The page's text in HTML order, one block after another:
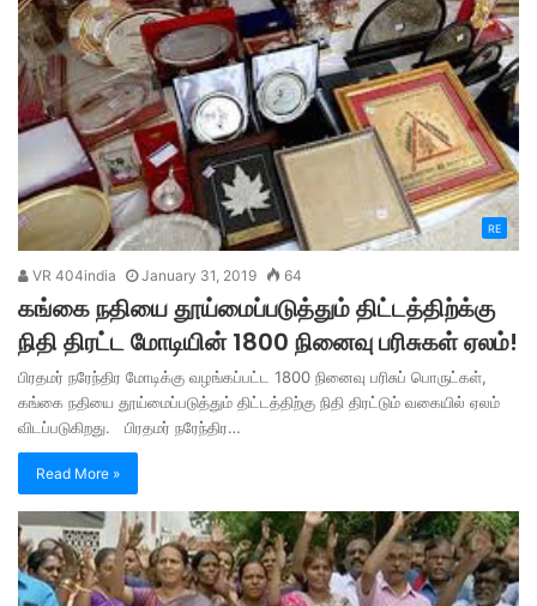
RE
VR 404india January 31, 2019 64
கங்கை நதியை தூய்மைப்படுத்தும் திட்டத்திற்க்கு
நிதி திரட்ட மோடியின் 1800 நினைவு பரிசுகள் ஏலம்!
பிரதமர் நரேந்திர மோடிக்கு வழங்கப்பட்ட 1800 நினைவு பரிசுப் பொருட்கள்,
கங்கை நதியை தூய்மைப்படுத்தும் திட்டத்திற்கு நிதி திரட்டும் வகையில் ஏலம்
விடப்படுகிறது. பிரதமர் நரேந்திர…
Read More »